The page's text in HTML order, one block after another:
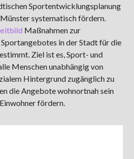
MHzSteinfurt103,9 MHz
Sportentwicklungsplanung
systematisch fördern.
Maßnahmen zur
in der Stadt für die
Ziel ist es, Sport- und
Menschen unabhängig von
Hintergrund zugänglich zu
die Angebote wohnortnah sein
fördern.